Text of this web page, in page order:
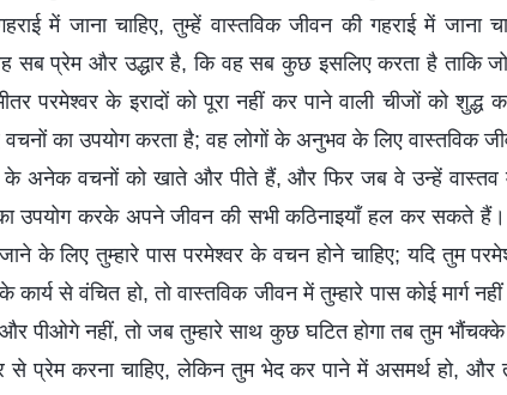
में जाना चाहिए, तुम्हें वास्तविक जीवन की गहराई में जाना
सब प्रेम और उद्धार है, कि वह सब कुछ इसलिए करता है ताकि
परमेश्वर के इरादों को पूरा नहीं कर पाने वाली चीजों को शुद्ध
का उपयोग करता है; वह लोगों के अनुभव के लिए वास्तविक
के अनेक वचनों को खाते और पीते हैं, और फिर जब वे उन्हें
उपयोग करके अपने जीवन की सभी कठिनाइयाँ हल कर सकते हैं।
जाने के लिए तुम्हारे पास परमेश्वर के वचन होने चाहिए; यदि तुम
कार्य से वंचित हो, तो वास्तविक जीवन में तुम्हारे पास कोई मार्ग
पीओगे नहीं, तो जब तुम्हारे साथ कुछ घटित होगा तब तुम
से प्रेम करना चाहिए, लेकिन तुम भेद कर पाने में असमर्थ हो, और